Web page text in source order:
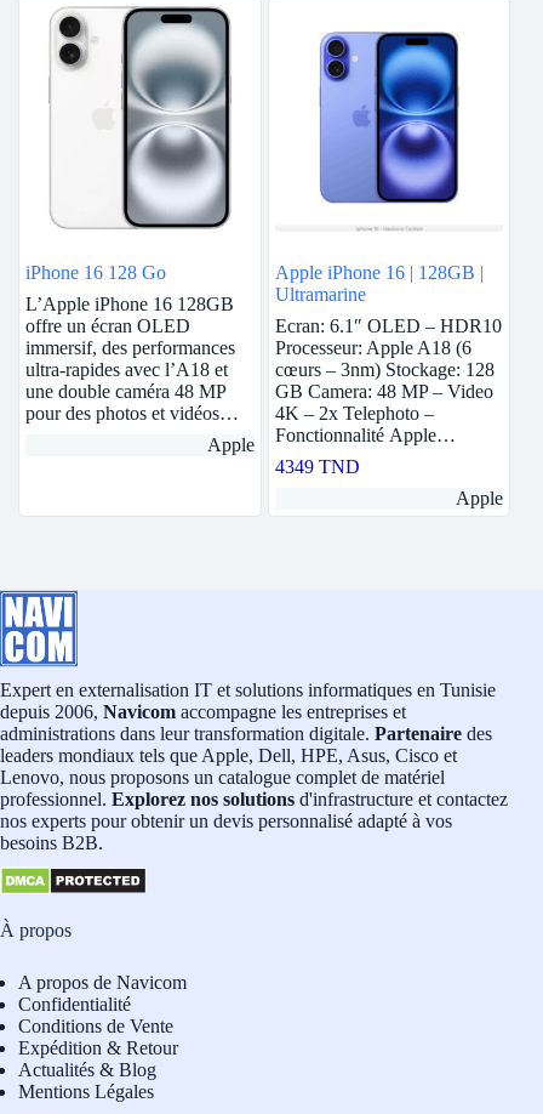
iPhone 16 128 Go
L’Apple iPhone 16 128GB
offre un écran OLED
immersif, des performances
ultra-rapides avec l’A18 et
une double caméra 48 MP
pour des photos et vidéos…
Apple
Apple iPhone 16 | 128GB |
Ultramarine
Ecran: 6.1″ OLED – HDR10
Processeur: Apple A18 (6
cœurs – 3nm) Stockage: 128
GB Camera: 48 MP – Video
4K – 2x Telephoto –
Fonctionnalité Apple…
4349 TND
Apple
Expert en externalisation IT et solutions informatiques en Tunisie
depuis 2006, Navicom accompagne les entreprises et
administrations dans leur transformation digitale. Partenaire des
leaders mondiaux tels que Apple, Dell, HPE, Asus, Cisco et
Lenovo, nous proposons un catalogue complet de matériel
professionnel. Explorez nos solutions d'infrastructure et contactez
nos experts pour obtenir un devis personnalisé adapté à vos
besoins B2B.
À propos
A propos de Navicom
Confidentialité
Conditions de Vente
Expédition & Retour
Actualités & Blog
Mentions Légales